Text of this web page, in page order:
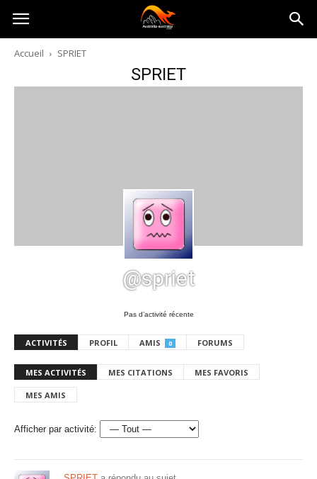
Australia-
australie.com
Accueil SPRIET
SPRIET
@spriet
Pas d’activité récente
ACTIVITÉS PROFIL AMIS 0 FORUMS
MES ACTIVITÉS MES CITATIONS MES FAVORIS
MES AMIS
Afficher par activité: